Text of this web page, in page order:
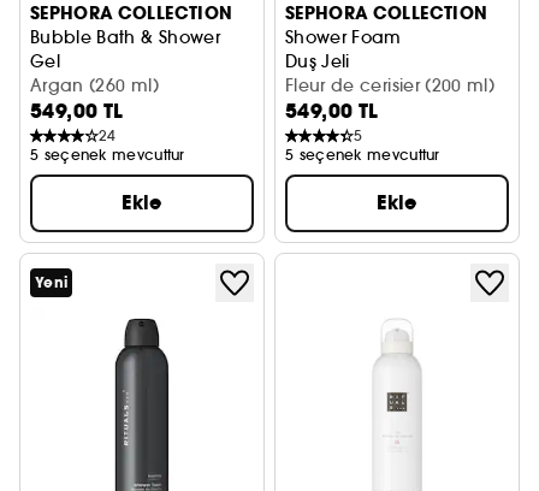
SEPHORA COLLECTION
Bubble Bath & Shower
Gel
Duş Jeli
Argan (260 ml)
549,00 TL
24
5 seçenek mevcuttur
Ekle
SEPHORA COLLECTION
Shower Foam
Duş Jeli
Fleur de cerisier (200 ml)
549,00 TL
5
5 seçenek mevcuttur
Ekle
Yeni